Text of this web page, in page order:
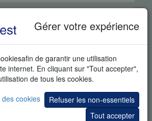
Gérer votre expérience
de garantir une utilisation
internet. En cliquant sur "Tout accepter",
de tous les cookies.
cookies
Refuser les non-essentiels
Tout accepter
EN TEMPS RÉEL
vous reconnaissez spécifiquement
envoyer des informations
le trading et des invitations à des
sur le trading. Vous pouvez à tout moment
ces informations.